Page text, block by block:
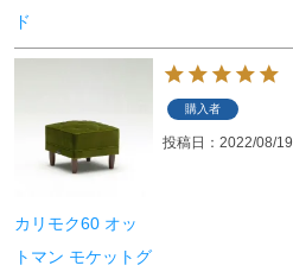
ド
カリモク60 オッ
トマン モケットグ
購入者
投稿日 2022/08/19